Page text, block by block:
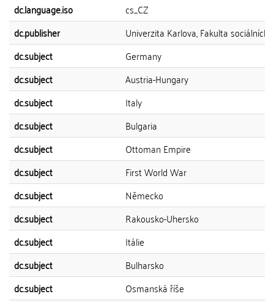
dc.language.iso
cs_CZ
dc.publisher
Univerzita Karlova, Fakulta sociálních
dc.subject
Germany
dc.subject
Austria-Hungary
dc.subject
Italy
dc.subject
Bulgaria
dc.subject
Ottoman Empire
dc.subject
First World War
dc.subject
Německo
dc.subject
Rakousko-Uhersko
dc.subject
Itálie
dc.subject
Bulharsko
dc.subject
Osmanská říše